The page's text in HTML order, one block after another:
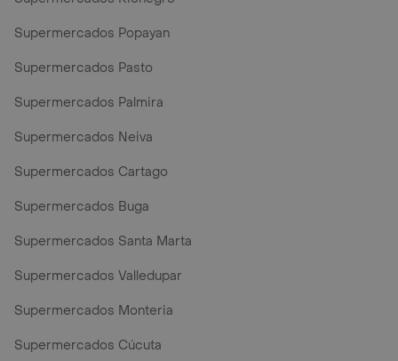
Supermercados Popayan
Supermercados Pasto
Supermercados Palmira
Supermercados Neiva
Supermercados Cartago
Supermercados Buga
Supermercados Santa Marta
Supermercados Valledupar
Supermercados Monteria
Supermercados Cúcuta